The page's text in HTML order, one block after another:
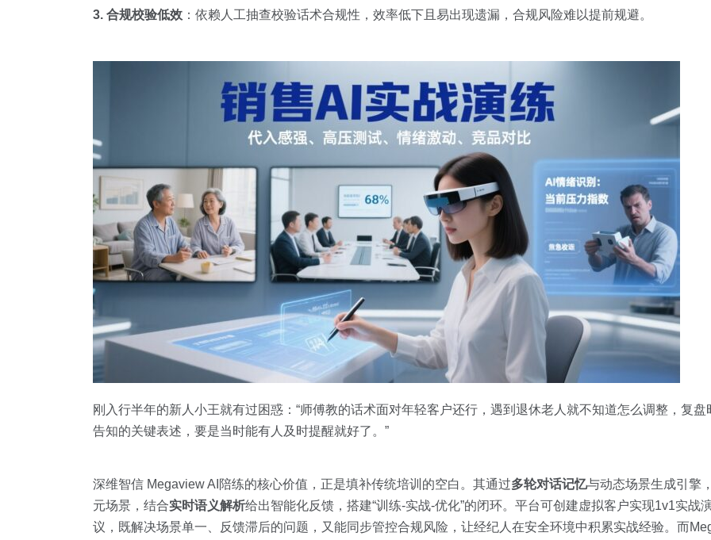
3. 合规校验低效 ：依赖人工抽查校验话术合规性，效率低下且易出现遗漏，合规风险难以提前规避。
刚入行半年的新人小王就有过困惑：“师傅教的话术面对年轻客户还行，遇到退休老人就不知道怎么调整，复
告知的关键表述，要是当时能有人及时提醒就好了。”
深维智信 Megaview AI陪练的核心价值，正是填补传统培训的空白。其通过多轮对话记忆与动态场景生成引擎
元场景，结合实时语义解析给出智能化反馈，搭建“训练-实战-优化”的闭环。平台可创建虚拟客户实现1v1实战
议，既解决场景单一、反馈滞后的问题，又能同步管控合规风险，让经纪人在安全环境中积累实战经验。而